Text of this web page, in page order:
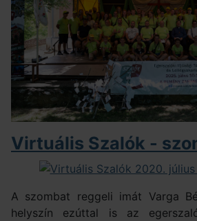
Virtuális Szalók -
A szombat reggeli imát Varga
helyszín ezúttal is az